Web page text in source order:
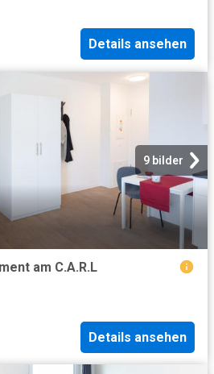
Details ansehen
9 bilder
am C.A.R.L
Details ansehen